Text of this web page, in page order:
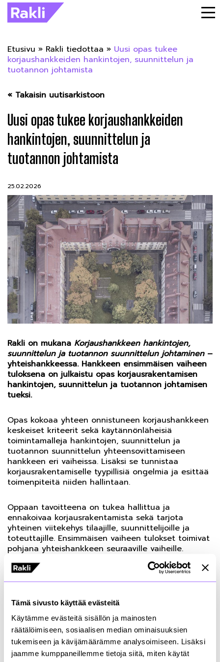
Tämä sivusto käyttää evästeitä
Käytämme evästeitä sisällön ja mainosten
räätälöimiseen, sosiaalisen median ominaisuuksien
tukemiseen ja kävijämäärämme analysoimiseen. Lisäksi
jaamme kumppaneillemme tietoja siitä, miten käytät
Etusivu » Rakli tiedottaa » Uusi opas tukee
korjaushankkeiden hankintojen, suunnittelun ja
tuotannon johtamista
« Takaisin uutisarkistoon
Uusi opas tukee korjaushankkeiden
hankintojen, suunnittelun ja
tuotannon johtamista
25.02.2026
Rakli on mukana Korjaushankkeen hankintojen,
suunnittelun ja tuotannon suunnittelun johtaminen–
yhteishankkeessa. Hankkeen ensimmäisen vaiheen
tuloksena on julkaistu opas korjausrakentamisen
hankintojen, suunnittelun ja tuotannon johtamisen
tueksi.
Opas kokoaa yhteen onnistuneen korjaushankkeen
keskeiset kriteerit sekä käytännönläheisiä
toimintamalleja hankintojen, suunnittelun ja
tuotannon suunnittelun yhteensovittamiseen
hankkeen eri vaiheissa. Lisäksi se tunnistaa
korjausrakentamiselle tyypillisiä ongelmia ja esittää
toimenpiteitä niiden hallintaan.
Oppaan tavoitteena on tukea hallittua ja
ennakoivaa korjausrakentamista sekä tarjota
yhteinen viitekehys tilaajille, suunnittelijoille ja
toteuttajille. Ensimmäisen vaiheen tulokset toimivat
pohjana yhteishankkeen seuraaville vaiheille.
”Aina on hyvä tarkistaa, onko korjausrakentamisen
perusprosessi kunnossa. Opas antaa hyviä vinkkejä
sekä muistuttaa hankintojen, suunnittelun ja
tuotannon suunnittelun ja yhteensovituksen
tärkeydestä”, kertoo Raklin kehityspäällikköMarika
Latvala.